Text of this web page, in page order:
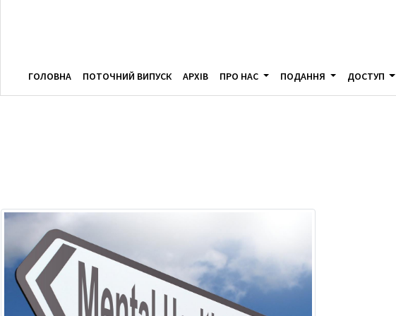
ГОЛОВНА ПОТОЧНИЙ ВИПУСК АРХІВ ПРО НАС ПОДАННЯ ДОСТУП